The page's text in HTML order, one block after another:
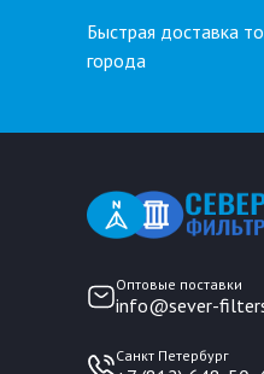
Быстрая доставка
города
Оптовые поставки
info@sever-
Санкт Петербург